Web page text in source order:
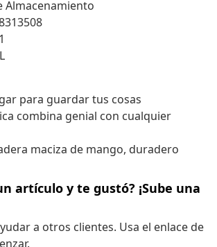
Almacenamiento
para guardar tus cosas
combina genial con cualquier
maciza de mango, duradero
artículo y te gustó? ¡Sube una
a otros clientes. Usa el enlace de